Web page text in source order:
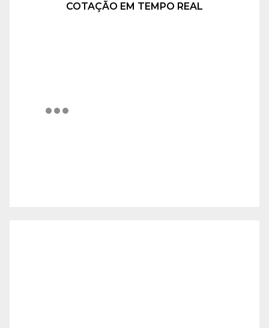
COTAÇÃO EM TEMPO REAL